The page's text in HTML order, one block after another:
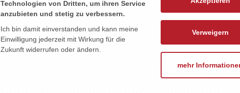
Technologien von Dritten, um ihren Service
anzubieten und stetig zu verbessern.
Ich bin damit einverstanden und kann meine
Einwilligung jederzeit mit Wirkung für die
Zukunft widerrufen oder ändern.
Verweigern
mehr